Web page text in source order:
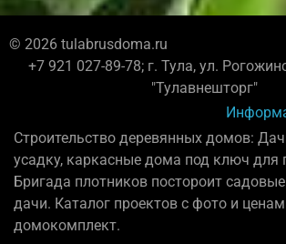
© 2026 tulabrusdoma.ru
+7 921 027-89-78; г. Тула, ул.
"Тулавнешторг"
Строительство деревянных домов:
усадку, каркасные дома под ключ для
Бригада плотников постороит
дачи. Каталог проектов с фото и
домокомплект.